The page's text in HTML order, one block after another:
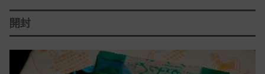
開封